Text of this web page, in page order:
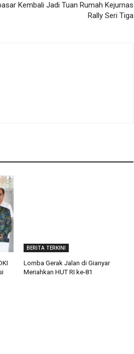
Kembali Jadi Tuan Rumah Kejurnas
Rally Seri Tiga
BERITA TERKINI
Lomba Gerak Jalan di Gianyar
Meriahkan HUT RI ke-81